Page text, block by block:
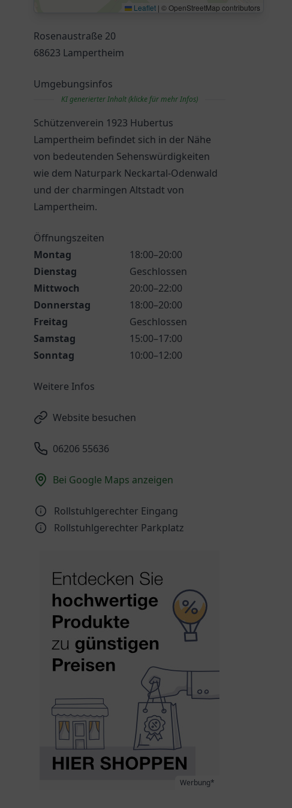
Leaflet | © OpenStreetMap contributors
Rosenaustraße 20
68623 Lampertheim
Umgebungsinfos
KI generierter Inhalt (klicke für mehr Infos)
Schützenverein 1923 Hubertus
Lampertheim befindet sich in der Nähe
von bedeutenden Sehenswürdigkeiten
wie dem Naturpark Neckartal-Odenwald
und der charmingen Altstadt von
Lampertheim.
Öffnungszeiten
Montag
18:00–20:00
Dienstag
Geschlossen
Mittwoch
20:00–22:00
Donnerstag
18:00–20:00
Freitag
Geschlossen
Samstag
15:00–17:00
Sonntag
10:00–12:00
Weitere Infos
Website besuchen
06206 55636
Bei Google Maps anzeigen
Rollstuhlgerechter Eingang
Rollstuhlgerechter Parkplatz
Werbung*